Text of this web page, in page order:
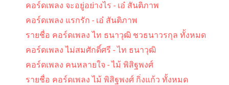
คอร์ดเพลง จะอยู่อย่างไร - เอ๋ สันติภาพ
คอร์ดเพลง แรกรัก - เอ๋ สันติภาพ
รายชื่อ คอร์ดเพลง ไท ธนาวุฒิ ชวธนาวรกุล ทั้งหมด
คอร์ดเพลง ไม่สมศักดิ์ศรี - ไท ธนาวุฒิ
คอร์ดเพลง คนหลายใจ - ไม้ พิสิฐพงศ์
รายชื่อ คอร์ดเพลง ไม้ พิสิฐพงศ์ กิ่งแก้ว ทั้งหมด